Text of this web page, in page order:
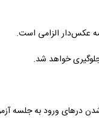
خواهد شد.